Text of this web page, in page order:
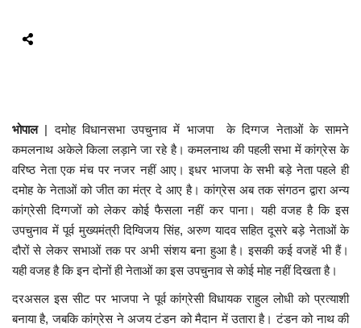
दुनिया
मध्यप्रदेश
छत्तीसगढ़
मनोरंजन
लाइफस्टाइल
भोपाल | दमोह विधानसभा उपचुनाव में भाजपा के दिग्गज नेताओं के सामने
कमलनाथ अकेले किला लड़ाने जा रहे है। कमलनाथ की पहली सभा में कांग्रेस के
वरिष्ठ नेता एक मंच पर नजर नहीं आए। इधर भाजपा के सभी बड़े नेता पहले ही
दमोह के नेताओं को जीत का मंत्र दे आए है। कांग्रेस अब तक संगठन द्वारा अन्य
कांग्रेसी दिग्गजों को लेकर कोई फैसला नहीं कर पाना। यही वजह है कि इस
उपचुनाव में पूर्व मुख्यमंत्री दिग्विजय सिंह, अरुण यादव सहित दूसरे बड़े नेताओं के
दौरों से लेकर सभाओं तक पर अभी संशय बना हुआ है। इसकी कई वजहें भी हैं।
यही वजह है कि इन दोनों ही नेताओं का इस उपचुनाव से कोई मोह नहीं दिखता है।
दरअसल इस सीट पर भाजपा ने पूर्व कांग्रेसी विधायक राहुल लोधी को प्रत्याशी
बनाया है, जबकि कांग्रेस ने अजय टंडन को मैदान में उतारा है। टंडन को नाथ की